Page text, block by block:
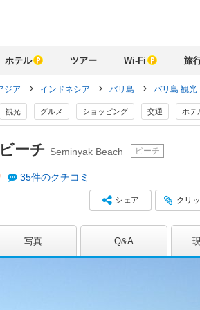
ホテル ツアー Wi-Fi 旅
ジア インドネシア バリ島 バリ島 観光
観光 グルメ ショッピング 交通 ホテ
ーチ Seminyak Beach ビーチ
35件のクチコミ
シェア クリ
写真 Q&A